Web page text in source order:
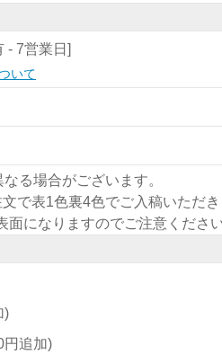
- 7営業日]
いて
る場合がございます。
で表1色裏4色でご入稿いただ
面になりますのでご注意くださ
)
円追加)